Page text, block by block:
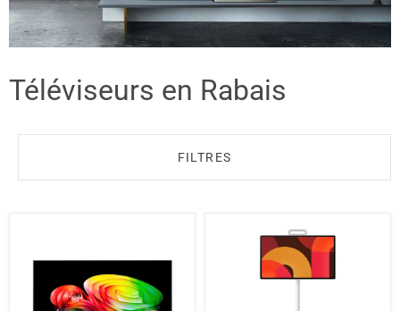
Téléviseurs en Rabais
FILTRES